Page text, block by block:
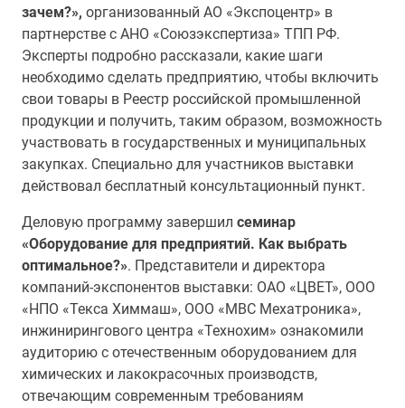
зачем?», организованный АО «Экспоцентр» в
партнерстве с АНО «Союзэкспертиза» ТПП РФ.
Эксперты подробно рассказали, какие шаги
необходимо сделать предприятию, чтобы включить
свои товары в Реестр российской промышленной
продукции и получить, таким образом, возможность
участвовать в государственных и муниципальных
закупках. Специально для участников выставки
действовал бесплатный консультационный пункт.
Деловую программу завершил семинар
«Оборудование для предприятий. Как выбрать
оптимальное?». Представители и директора
компаний-экспонентов выставки: ОАО «ЦВЕТ», ООО
«НПО «Текса Химмаш», ООО «МВС Мехатроника»,
инжинирингового центра «Технохим» ознакомили
аудиторию с отечественным оборудованием для
химических и лакокрасочных производств,
отвечающим современным требованиям